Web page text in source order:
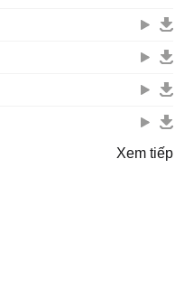
Xem tiếp